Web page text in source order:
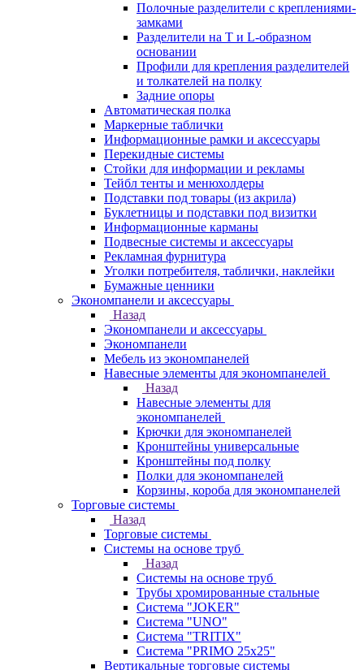
Полочные разделители с креплениями-
замками
Разделители на Т и L-образном
основании
Профили для крепления разделителей
и толкателей на полку
Задние опоры
Автоматическая полка
Маркерные таблички
Информационные рамки и аксессуары
Перекидные системы
Стойки для информации и рекламы
Тейбл тенты и менюхолдеры
Подставки под товары (из акрила)
Буклетницы и подставки под визитки
Информационные карманы
Подвесные системы и аксессуары
Рекламная фурнитура
Уголки потребителя, таблички, наклейки
Бумажные ценники
Экономпанели и аксессуары
Назад
Экономпанели и аксессуары
Экономпанели
Мебель из экономпанелей
Навесные элементы для экономпанелей
Назад
Навесные элементы для
экономпанелей
Крючки для экономпанелей
Кронштейны универсальные
Кронштейны под полку
Полки для экономпанелей
Корзины, короба для экономпанелей
Торговые системы
Назад
Торговые системы
Системы на основе труб
Назад
Системы на основе труб
Трубы хромированные стальные
Система "JOKER"
Система "UNO"
Система "TRITIX"
Система "PRIMO 25х25"
Вертикальные торговые системы